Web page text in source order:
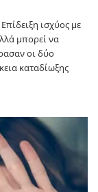
ισχύος με
μπορεί να
οι δύο
καταδίωξης